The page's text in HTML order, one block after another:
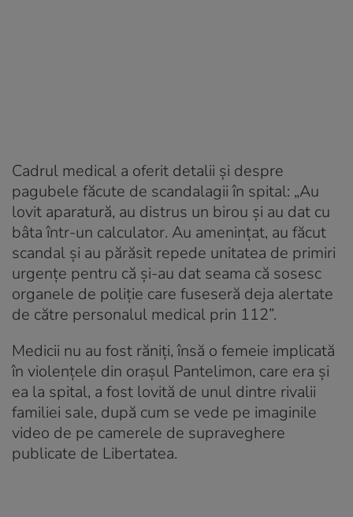
Cadrul medical a oferit detalii și despre
pagubele făcute de scandalagii în spital: „Au
lovit aparatură, au distrus un birou şi au dat cu
bâta într-un calculator. Au ameninţat, au făcut
scandal şi au părăsit repede unitatea de primiri
urgenţe pentru că şi-au dat seama că sosesc
organele de poliţie care fuseseră deja alertate
de către personalul medical prin 112”.
Medicii nu au fost răniți, însă o femeie implicată
în violențele din orașul Pantelimon, care era și
ea la spital, a fost lovită de unul dintre rivalii
familiei sale, după cum se vede pe imaginile
video de pe camerele de supraveghere
publicate de Libertatea.